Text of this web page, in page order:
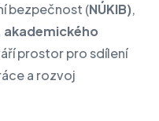
bezpečnost (NÚKIB),
akademického
prostor pro sdílení
a rozvoj